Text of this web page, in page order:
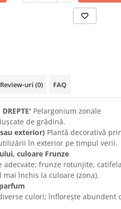
Review-uri (0) FAQ
Pelargonium zonale
de grădină.
exterior) Plantă decorativă
în exterior pe timpul verii.
culoare Frunze
frunze rotunjite,
închis la culoare (zona).
culori; înflorește abundent